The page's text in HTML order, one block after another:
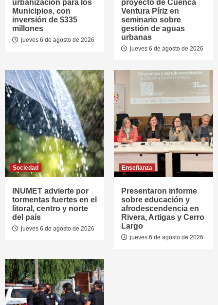
urbanización para los
Municipios, con
inversión de $335
millones
jueves 6 de agosto de 2026
proyecto de Cuenca
Ventura Píriz en
seminario sobre
gestión de aguas
urbanas
jueves 6 de agosto de 2026
Sociedad
INUMET advierte por
tormentas fuertes en el
litoral, centro y norte
del país
jueves 6 de agosto de 2026
Enseñanza
Presentaron informe
sobre educación y
afrodescendencia en
Rivera, Artigas y Cerro
Largo
jueves 6 de agosto de 2026